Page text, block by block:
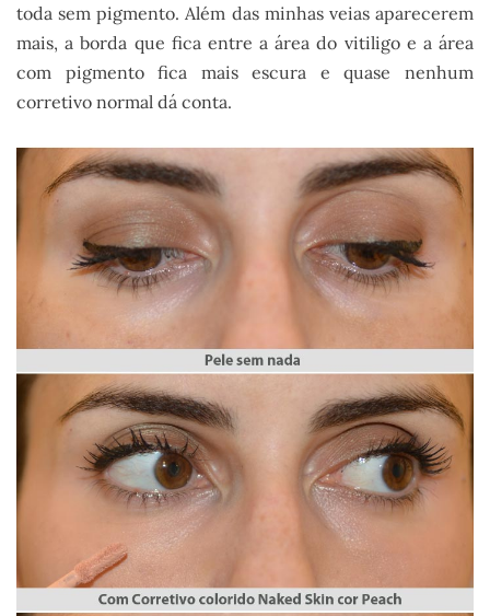
toda sem pigmento. Além das minhas veias aparecerem
mais, a borda que fica entre a área do vitiligo e a área
com pigmento fica mais escura e quase nenhum
corretivo normal dá conta.